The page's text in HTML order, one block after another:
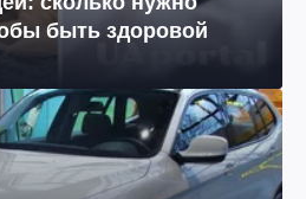
быть здоровой